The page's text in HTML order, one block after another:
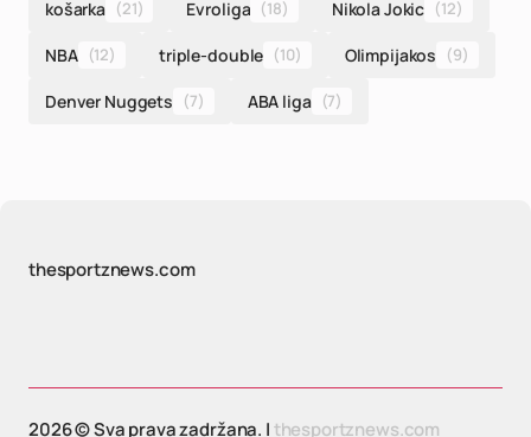
košarka (21) Evroliga (18) Nikola Jokic (12)
NBA (12) triple-double (10) Olimpijakos (9)
Denver Nuggets (7) ABA liga (7)
thesportznews.com
2026 © Sva prava zadržana. |thesportznews.com